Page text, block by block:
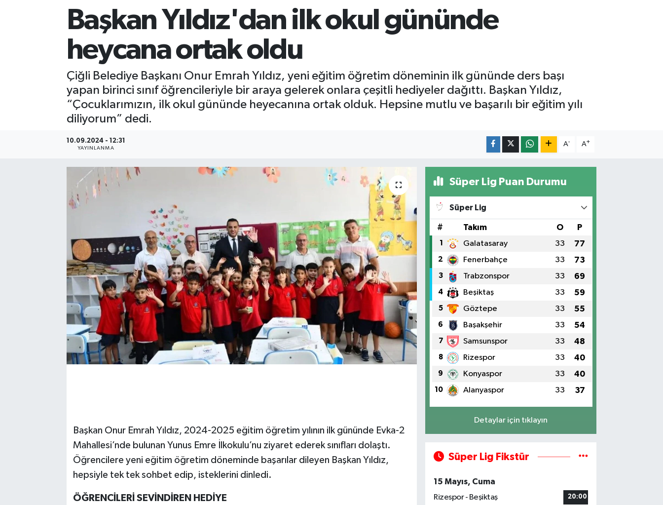
Başkan Yıldız'dan ilk okul gününde
heycana ortak oldu
Çiğli Belediye Başkanı Onur Emrah Yıldız, yeni eğitim öğretim döneminin ilk gününde ders başı
yapan birinci sınıf öğrencileriyle bir araya gelerek onlara çeşitli hediyeler dağıttı. Başkan Yıldız,
“Çocuklarımızın, ilk okul gününde heyecanına ortak olduk. Hepsine mutlu ve başarılı bir eğitim yılı
diliyorum” dedi.
10.09.2024 - 12:31
YAYINLANMA
A- A+
Başkan Onur Emrah Yıldız, 2024-2025 eğitim öğretim yılının ilk gününde Evka-2
Mahallesi’nde bulunan Yunus Emre İlkokulu’nu ziyaret ederek sınıfları dolaştı.
Öğrencilere yeni eğitim öğretim döneminde başarılar dileyen Başkan Yıldız,
hepsiyle tek tek sohbet edip, isteklerini dinledi.
ÖĞRENCİLERİ SEVİNDİREN HEDİYE
Süper Lig Puan Durumu
Süper Lig
# Takım O P
1 Galatasaray 33 77
2 Fenerbahçe 33 73
3 Trabzonspor 33 69
4 Beşiktaş 33 59
5 Göztepe 33 55
6 Başakşehir 33 54
7 Samsunspor 33 48
8 Rizespor 33 40
9 Konyaspor 33 40
10 Alanyaspor 33 37
Detaylar için tıklayın
Süper Lig Fikstür
15 Mayıs, Cuma
Rizespor - Beşiktaş
20:00